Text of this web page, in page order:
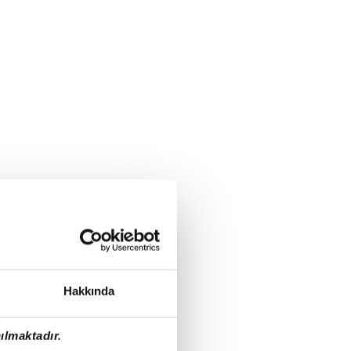
Hakkında